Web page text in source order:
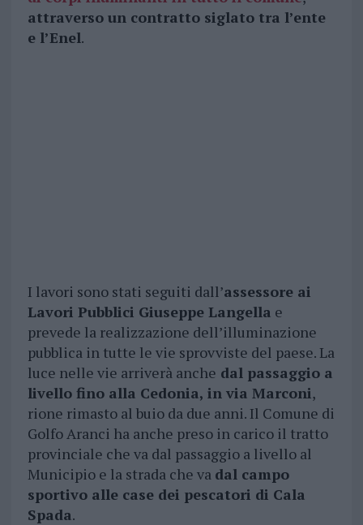
attraverso un contratto siglato tra l’ente
e l’Enel.
I lavori sono stati seguiti dall’assessore ai
Lavori Pubblici Giuseppe Langella e
prevede la realizzazione dell’illuminazione
pubblica in tutte le vie sprovviste del paese. La
luce nelle vie arriverà anche dal passaggio a
livello fino alla Cedonia, in via Marconi,
rione rimasto al buio da due anni. Il Comune di
Golfo Aranci ha anche preso in carico il tratto
provinciale che va dal passaggio a livello al
Municipio e la strada che va dal campo
sportivo alle case dei pescatori di Cala
Spada.